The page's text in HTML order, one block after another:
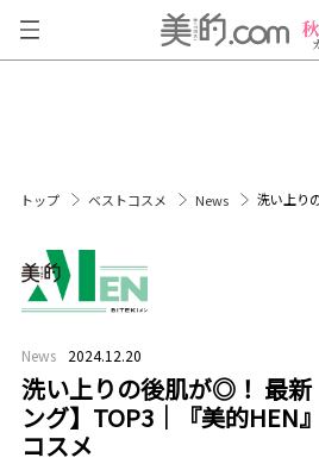
トップ ベストコスメ News 洗い上り
News 2024.12.20
洗い上りの後肌が◎！ 最新
ング】TOP3｜『美的HEN
コスメ